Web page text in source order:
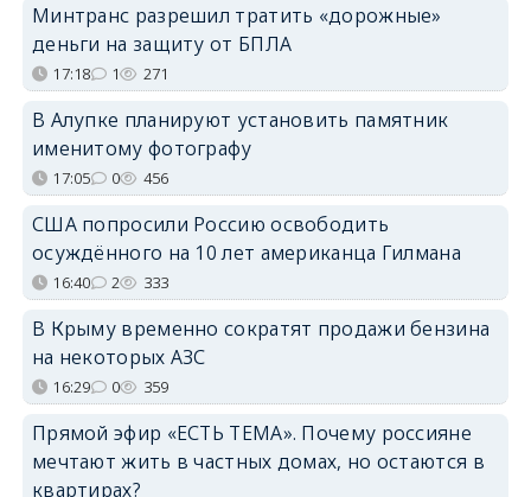
Минтранс разрешил тратить «дорожные»
деньги на защиту от БПЛА
17:18 1 271
В Алупке планируют установить памятник
именитому фотографу
17:05 0 456
США попросили Россию освободить
осуждённого на 10 лет американца Гилмана
16:40 2 333
В Крыму временно сократят продажи бензина
на некоторых АЗС
16:29 0 359
Прямой эфир «ЕСТЬ ТЕМА». Почему россияне
мечтают жить в частных домах, но остаются в
квартирах?